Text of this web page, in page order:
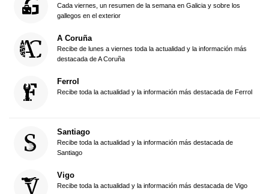
Cada viernes, un resumen de la semana en Galicia y sobre los
gallegos en el exterior
A Coruña
Recibe de lunes a viernes toda la actualidad y la información más
destacada de A Coruña
Ferrol
Recibe toda la actualidad y la información más destacada de Ferrol
Santiago
Recibe toda la actualidad y la información más destacada de
Santiago
Vigo
Recibe toda la actualidad y la información más destacada de Vigo